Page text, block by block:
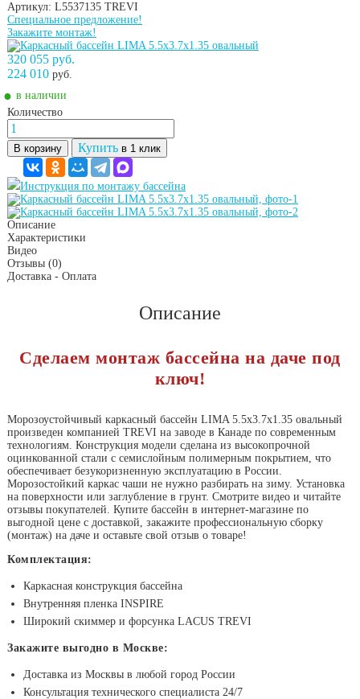
Артикул: L5537135 TREVI
Специальное предложение!
Закажите монтаж!
320 055 руб.
224 010 руб.
● в наличии
Количество
В корзину Купить в 1 клик
Инструкция по монтажу бассейна
Описание
Характеристики
Видео
Отзывы (0)
Доставка - Оплата
Описание
Сделаем монтаж бассейна на даче под
ключ!
Морозоустойчивый каркасный бассейн LIMA 5.5x3.7х1.35 овальный
произведен компанией TREVI на заводе в Канаде по современным
технологиям. Конструкция модели сделана из высокопрочной
оцинкованной стали с семислойным полимерным покрытием, что
обеспечивает безукоризненную эксплуатацию в России.
Морозостойкий каркас чаши не нужно разбирать на зиму. Установка
на поверхности или заглубление в грунт. Смотрите видео и читайте
отзывы покупателей. Купите бассейн в интернет-магазине по
выгодной цене с доставкой, закажите профессиональную сборку
(монтаж) на даче и оставьте свой отзыв о товаре!
Комплектация:
Каркасная конструкция бассейна
Внутренняя пленка INSPIRE
Широкий скиммер и форсунка LACUS TREVI
Закажите выгодно в Москве:
Доставка из Москвы в любой город России
Консультация технического специалиста 24/7